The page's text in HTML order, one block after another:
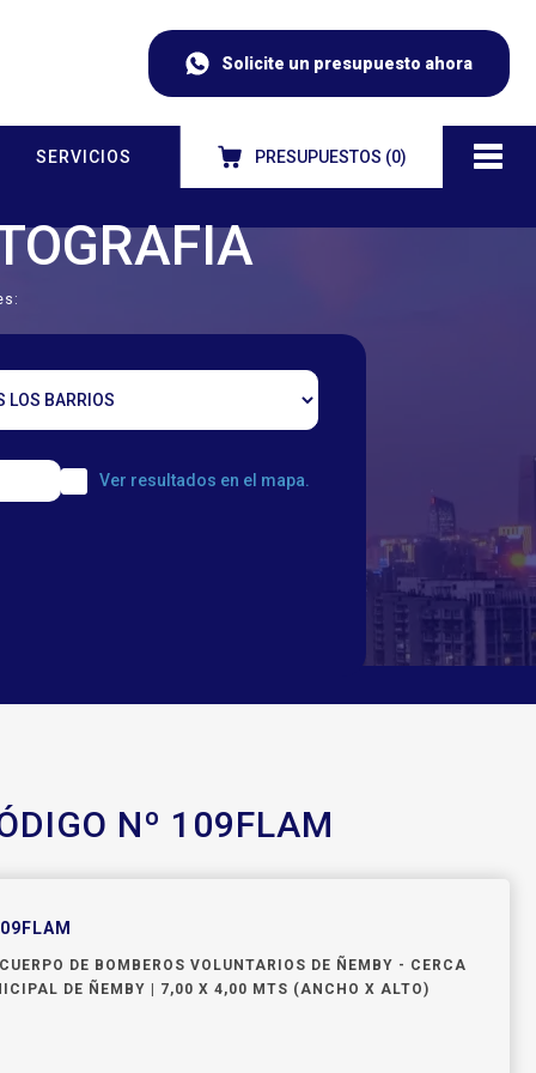
Solicite un presupuesto ahora
SERVICIOS PRESUPUESTOS (0)
Ver resultados en el mapa.
Nº 109FLAM
DE BOMBEROS VOLUNTARIOS DE ÑEMBY - CERCA
DE ÑEMBY | 7,00 X 4,00 MTS (ANCHO X ALTO)